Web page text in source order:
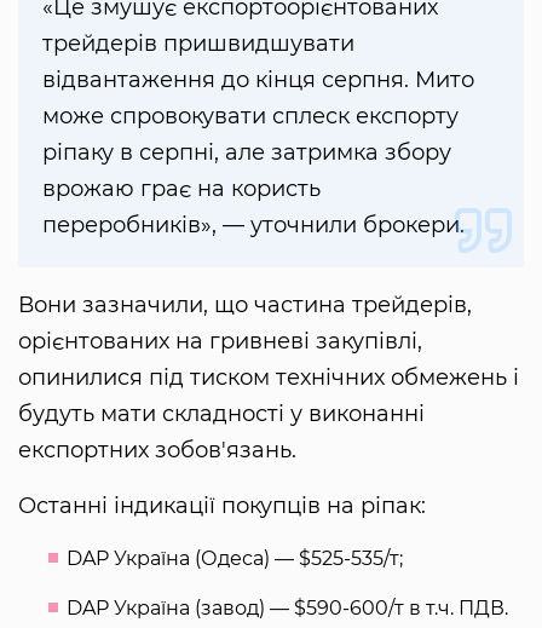
«Це змушує експортоорієнтованих
трейдерів пришвидшувати
відвантаження до кінця серпня. Мито
може спровокувати сплеск експорту
ріпаку в серпні, але затримка збору
врожаю грає на користь
переробників», — уточнили брокери.
Вони зазначили, що частина трейдерів,
орієнтованих на гривневі закупівлі,
опинилися під тиском технічних обмежень і
будуть мати складності у виконанні
експортних зобов'язань.
Останні індикації покупців на ріпак:
DAP Україна (Одеса) — $525-535/т;
DAP Україна (завод) — $590-600/т в т.ч. ПДВ.